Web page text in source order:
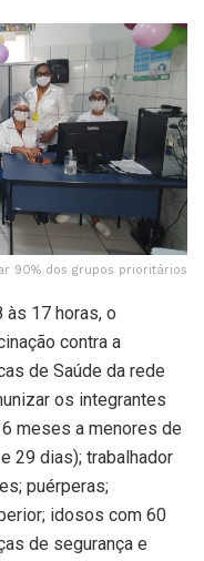
90% dos grupos prioritários
às 17 horas, o
contra a
de Saúde da rede
os integrantes
meses a menores de
29 dias); trabalhador
puérperas;
idosos com 60
de segurança e